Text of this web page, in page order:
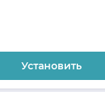
Установить